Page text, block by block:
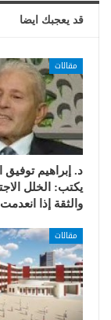
قد يعجبك ايضا
مقالات
د. إبراهيم توفيق
يكتب: الخلل
والثقة إذا انعدمت
مقالات